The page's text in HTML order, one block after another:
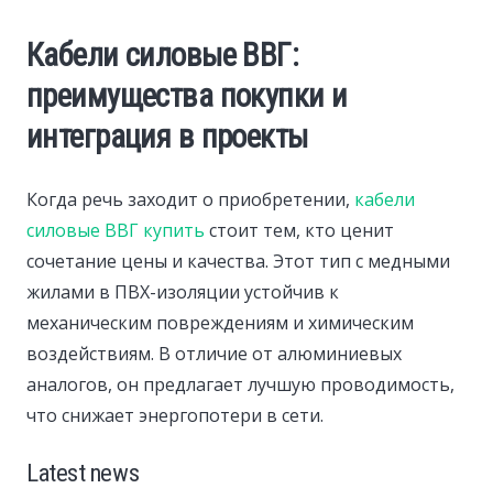
Кабели силовые ВВГ:
преимущества покупки и
интеграция в проекты
Когда речь заходит о приобретении, кабели
силовые ВВГ купить стоит тем, кто ценит
сочетание цены и качества. Этот тип с медными
жилами в ПВХ-изоляции устойчив к
механическим повреждениям и химическим
воздействиям. В отличие от алюминиевых
аналогов, он предлагает лучшую проводимость,
что снижает энергопотери в сети.
Latest news